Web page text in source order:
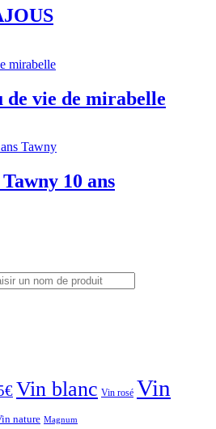
vie de mirabelle
10 ans
Vin blanc Vin rosé Vin
nature Magnum